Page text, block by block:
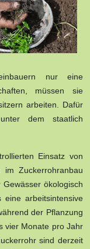
nur eine
müssen sie
arbeiten. Dafür
dem staatlich
Einsatz von
im Zuckerrohranbau
ökologisch
arbeitsintensive
der Pflanzung
vier Monate pro Jahr
sind derzeit